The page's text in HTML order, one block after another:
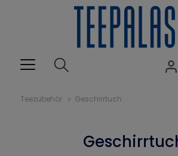
Teezubehör Geschirrtuch